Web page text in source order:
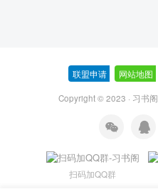
联盟申请 网站地图
Copyright © 2023 · 习书阁
扫码加QQ群